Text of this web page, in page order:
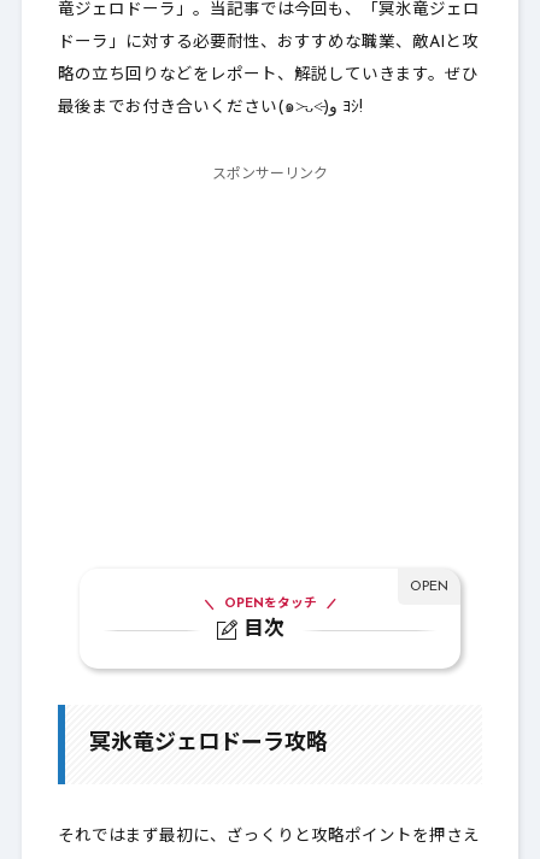
竜ジェロドーラ」。当記事では今回も、「冥氷竜ジェロ
ドーラ」に対する必要耐性、おすすめな職業、敵AIと攻
略の立ち回りなどをレポート、解説していきます。ぜひ
最後までお付き合いください(๑˃̵ᴗ˂̵)و ﾖｼ!
スポンサーリンク
目次
OPENをタッチ
1-2.
冥氷竜ジェロドーラの属性耐性・おすす
冥氷竜ジェロドーラ攻略
それではまず最初に、ざっくりと攻略ポイントを押さえ